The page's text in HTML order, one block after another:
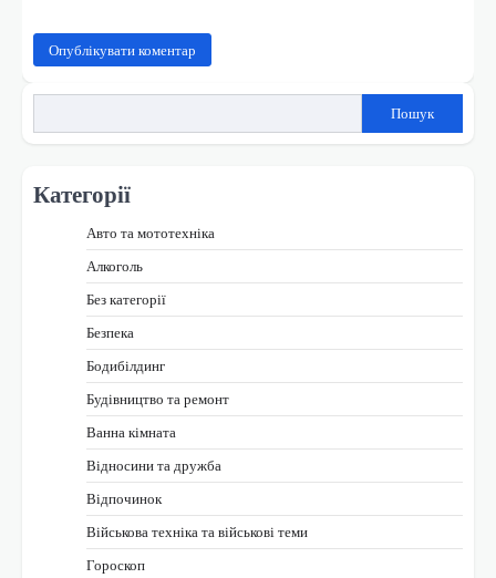
Пошук
Категорії
Авто та мототехніка
Алкоголь
Без категорії
Безпека
Бодибілдинг
Будівництво та ремонт
Ванна кімната
Відносини та дружба
Відпочинок
Військова техніка та військові теми
Гороскоп